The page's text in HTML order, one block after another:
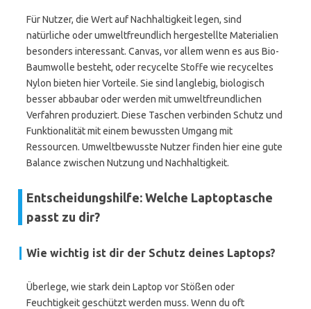
Für Nutzer, die Wert auf Nachhaltigkeit legen, sind
natürliche oder umweltfreundlich hergestellte Materialien
besonders interessant. Canvas, vor allem wenn es aus Bio-
Baumwolle besteht, oder recycelte Stoffe wie recyceltes
Nylon bieten hier Vorteile. Sie sind langlebig, biologisch
besser abbaubar oder werden mit umweltfreundlichen
Verfahren produziert. Diese Taschen verbinden Schutz und
Funktionalität mit einem bewussten Umgang mit
Ressourcen. Umweltbewusste Nutzer finden hier eine gute
Balance zwischen Nutzung und Nachhaltigkeit.
Entscheidungshilfe: Welche Laptoptasche
passt zu dir?
Wie wichtig ist dir der Schutz deines Laptops?
Überlege, wie stark dein Laptop vor Stößen oder
Feuchtigkeit geschützt werden muss. Wenn du oft